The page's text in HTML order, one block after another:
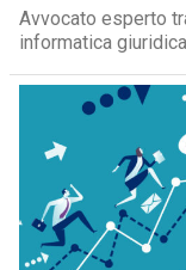
Avvocato esperto
informatica